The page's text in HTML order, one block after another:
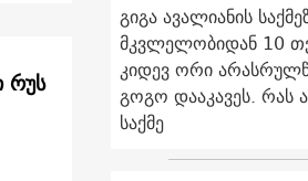
რუს
გიგა ავალიანის
მკვლელობიდან 10
კიდევ ორი
გოგო დააკავეს. რას
საქმე